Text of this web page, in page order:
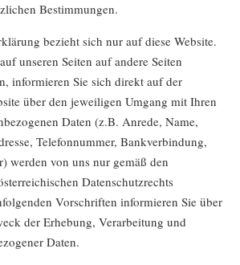
Bestimmungen.
bezieht sich nur auf diese Website.
unseren Seiten auf andere Seiten
informieren Sie sich direkt auf der
über den jeweiligen Umgang mit Ihren
Daten (z.B. Anrede, Name,
Telefonnummer, Bankverbindung,
werden von uns nur gemäß den
Datenschutzrechts
Vorschriften informieren Sie über
der Erhebung, Verarbeitung und
Daten.